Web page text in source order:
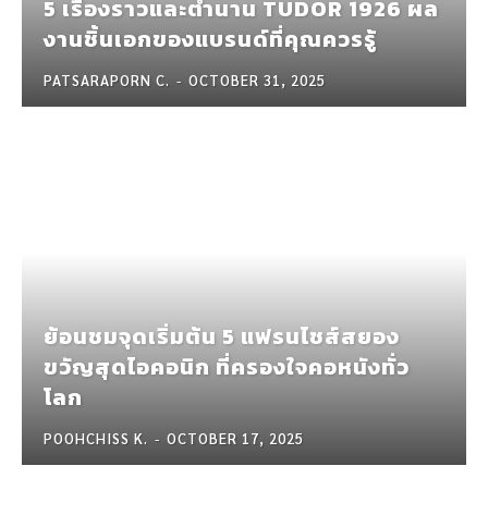
5 เรื่องราวและตำนาน TUDOR 1926 ผล
งานชิ้นเอกของแบรนด์ที่คุณควรรู้
PATSARAPORN C. - OCTOBER 31, 2025
ย้อนชมจุดเริ่มต้น 5 แฟรนไชส์สยอง
ขวัญสุดไอคอนิก ที่ครองใจคอหนังทั่ว
โลก
POOHCHISS K. - OCTOBER 17, 2025